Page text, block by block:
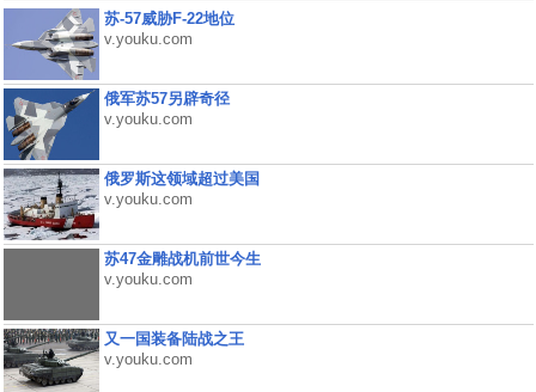
苏-57威胁F-22地位
v.youku.com
俄军苏57另辟奇径
v.youku.com
俄罗斯这领域超过美国
v.youku.com
苏47金雕战机前世今生
v.youku.com
又一国装备陆战之王
v.youku.com